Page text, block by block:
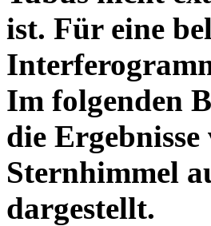
ist. Für eine
Im folgenden
die
Sternhimmel